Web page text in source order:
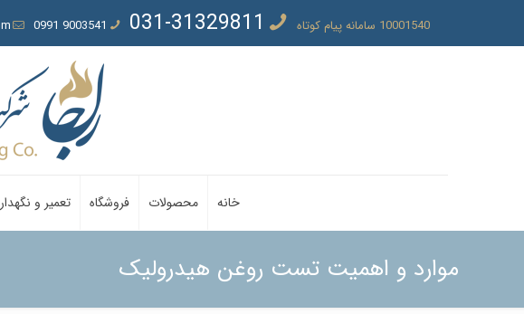
10001540 سامانه پیام کوتاه 031-31329811
9003541 0991
خانه محصولات فروشگاه تعمیر و
موارد و اهمیت تست روغن هیدرولیک